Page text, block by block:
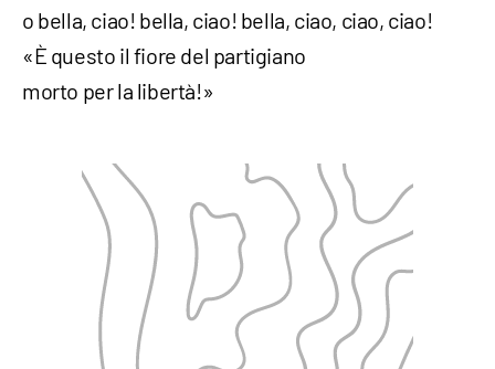
o bella, ciao! bella, ciao! bella, ciao, ciao, ciao!
«È questo il fiore del partigiano
morto per la libertà!»